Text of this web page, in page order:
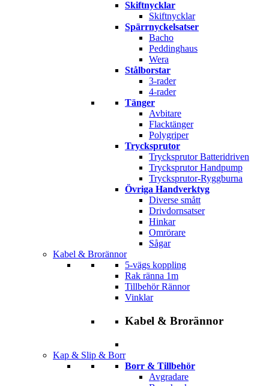
Skiftnycklar
Skiftnycklar
Spärrnyckelsatser
Bacho
Peddinghaus
Wera
Stålborstar
3-rader
4-rader
Tänger
Avbitare
Flacktänger
Polygriper
Trycksprutor
Trycksprutor Batteridriven
Trycksprutor Handpump
Trycksprutor-Ryggburna
Övriga Handverktyg
Diverse smått
Drivdornsatser
Hinkar
Omrörare
Sågar
Kabel & Brorännor
5-vägs koppling
Rak ränna 1m
Tillbehör Rännor
Vinklar
Kabel & Brorännor
Kap & Slip & Borr
Borr & Tillbehör
Avgradare